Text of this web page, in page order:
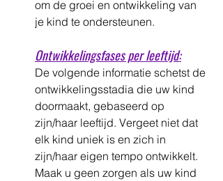
om de groei en ontwikkeling van
je kind te ondersteunen.
Ontwikkelingsfases per leeftijd:
De volgende informatie schetst de
ontwikkelingsstadia die uw kind
doormaakt, gebaseerd op
zijn/haar leeftijd. Vergeet niet dat
elk kind uniek is en zich in
zijn/haar eigen tempo ontwikkelt.
Maak u geen zorgen als uw kind